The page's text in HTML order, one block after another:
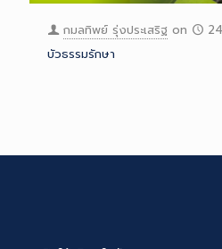
กมลทิพย์ รุ่งประเสริฐ on
บัวธรรมรักษา